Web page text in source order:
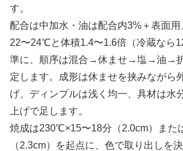
す。
配合は中加水・油は配合内3%＋表面
22〜24℃と体積1.4〜1.6倍（冷蔵なら
準に、順序は混合→休ませ→塩→油→折
定します。成形は休ませを挟みながら
げ、ディンプルは浅く均一、具材は水
上げで足します。
焼成は230℃×15〜18分（2.0cm）また
（2.3cm）を起点に、色で取り出しを